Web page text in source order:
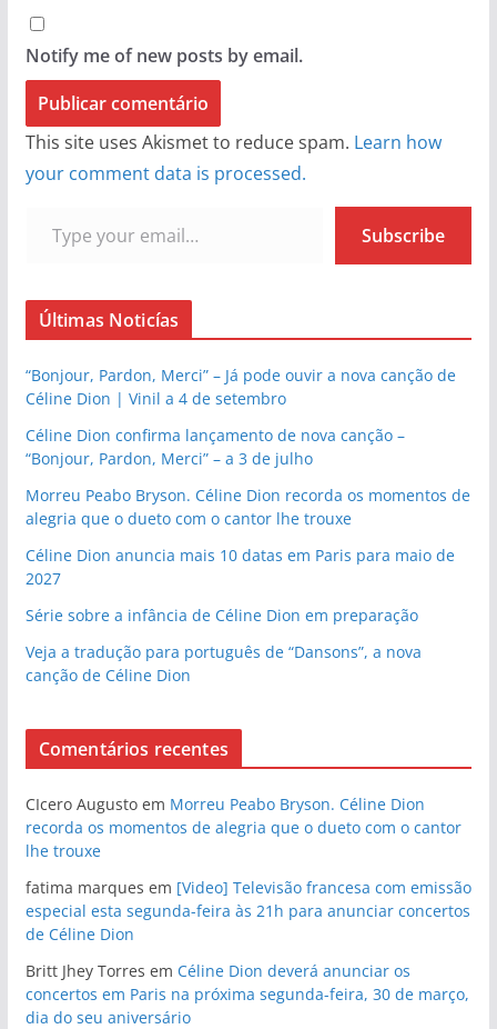
Notify me of new posts by email.
This site uses Akismet to reduce spam. Learn how
your comment data is processed.
Subscribe
Últimas Noticías
“Bonjour, Pardon, Merci” – Já pode ouvir a nova canção de
Céline Dion | Vinil a 4 de setembro
Céline Dion confirma lançamento de nova canção –
“Bonjour, Pardon, Merci” – a 3 de julho
Morreu Peabo Bryson. Céline Dion recorda os momentos de
alegria que o dueto com o cantor lhe trouxe
Céline Dion anuncia mais 10 datas em Paris para maio de
2027
Série sobre a infância de Céline Dion em preparação
Veja a tradução para português de “Dansons”, a nova
canção de Céline Dion
Comentários recentes
CIcero Augustoem Morreu Peabo Bryson. Céline Dion
recorda os momentos de alegria que o dueto com o cantor
lhe trouxe
fatima marques em [Video] Televisão francesa com emissão
especial esta segunda-feira às 21h para anunciar concertos
de Céline Dion
Britt Jhey Torres em Céline Dion deverá anunciar os
concertos em Paris na próxima segunda-feira, 30 de março,
dia do seu aniversário